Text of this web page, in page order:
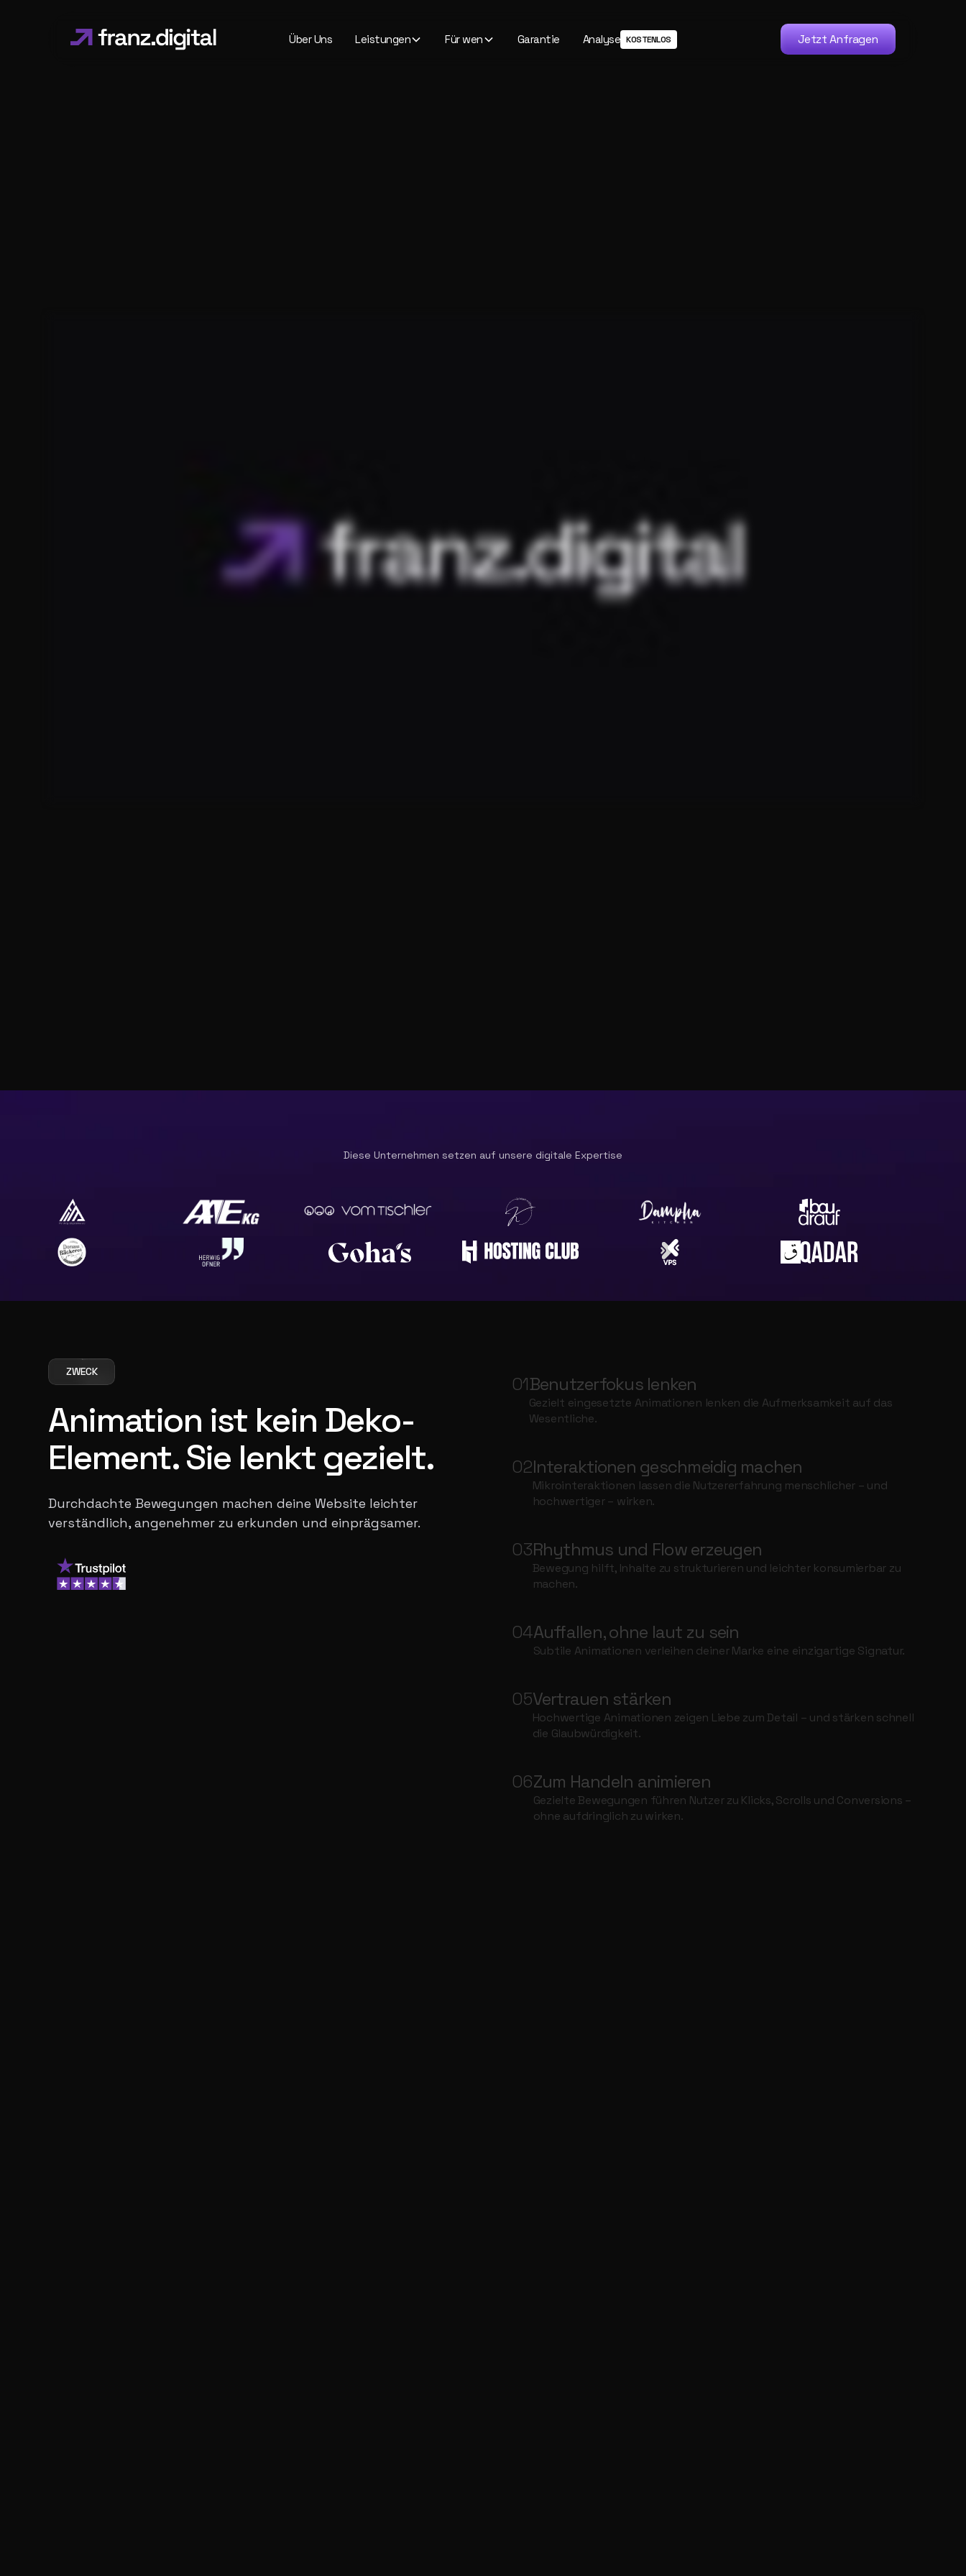
Über Uns Leistungen Für wen Garantie Analyse KOSTENLOS Jetzt Anfragen
Diese Unternehmen setzen auf unsere digitale Expertise
ZWECK
Animation ist kein Deko-
Element. Sie lenkt gezielt.
Durchdachte Bewegungen machen deine Website leichter
verständlich, angenehmer zu erkunden und einprägsamer.
01Benutzerfokus lenken
Gezielt eingesetzte Animationen lenken die Aufmerksamkeit auf das
Wesentliche.
02Interaktionen geschmeidig machen
Mikrointeraktionen lassen die Nutzererfahrung menschlicher – und
hochwertiger – wirken.
03Rhythmus und Flow erzeugen
Bewegung hilft, Inhalte zu strukturieren und leichter konsumierbar zu
machen.
04Auffallen, ohne laut zu sein
Subtile Animationen verleihen deiner Marke eine einzigartige Signatur.
05Vertrauen stärken
Hochwertige Animationen zeigen Liebe zum Detail – und stärken schnell
die Glaubwürdigkeit.
06Zum Handeln animieren
Gezielte Bewegungen führen Nutzer zu Klicks, Scrolls und Conversions –
ohne aufdringlich zu wirken.